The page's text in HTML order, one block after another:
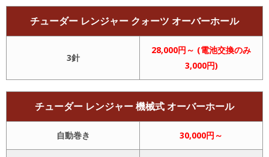
チューダー レンジャー クォーツ オーバーホール
3針
28,000円～ (電池交換のみ
3,000円)
チューダー レンジャー 機械式 オーバーホール
自動巻き 30,000円～